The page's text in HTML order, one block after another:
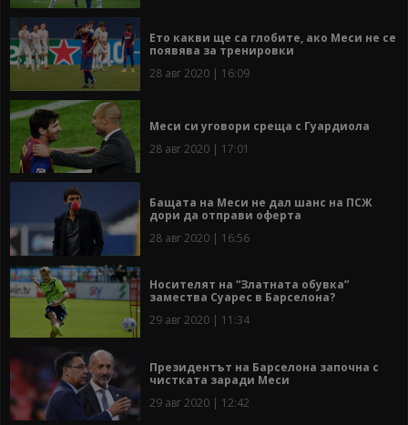
Ето какви ще са глобите, ако Меси не се
появява за тренировки
28 авг 2020 | 16:09
Меси си уговори среща с Гуардиола
28 авг 2020 | 17:01
Бащата на Меси не дал шанс на ПСЖ
дори да отправи оферта
28 авг 2020 | 16:56
Носителят на “Златната обувка”
замества Суарес в Барселона?
29 авг 2020 | 11:34
Президентът на Барселона започна с
чистката заради Меси
29 авг 2020 | 12:42